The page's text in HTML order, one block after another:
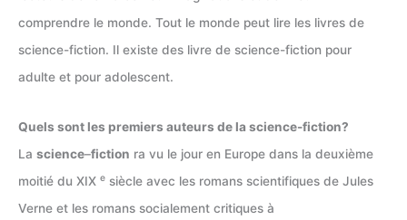
comprendre le monde. Tout le monde peut lire les livres de
science-fiction. Il existe des livre de science-fiction pour
adulte et pour adolescent.
Quels sont les premiers auteurs de la science-fiction?
La science–fiction ra vu le jour en Europe dans la deuxième
moitié du XIX e siècle avec les romans scientifiques de Jules
Verne et les romans socialement critiques à